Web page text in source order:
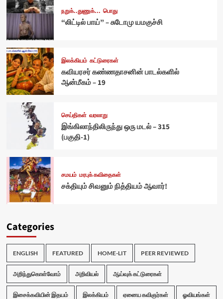
நறுக்..துணுக்... பொது
“லிட்டில் பாய்” – சுடோமு யமகுச்சி
இலக்கியம் கட்டுரைகள்
கவியரசர் கண்ணதாசனின் பாடல்களில்
ஆன்மீகம் – 19
செய்திகள் வரலாறு
இங்கிலாந்திலிருந்து ஒரு மடல் – 315
(பகுதி-1)
சமயம் மரபுக் கவிதைகள்
சக்தியும் சிவனும் நித்தியம் ஆவார்!
Categories
ENGLISH FEATURED HOME-LIT PEER REVIEWED
அறிந்துகொள்வோம் அறிவியல் ஆய்வுக் கட்டுரைகள்
இசைக்கவியின் இதயம் இலக்கியம் ஏனைய கவிஞர்கள் ஓவியங்கள்